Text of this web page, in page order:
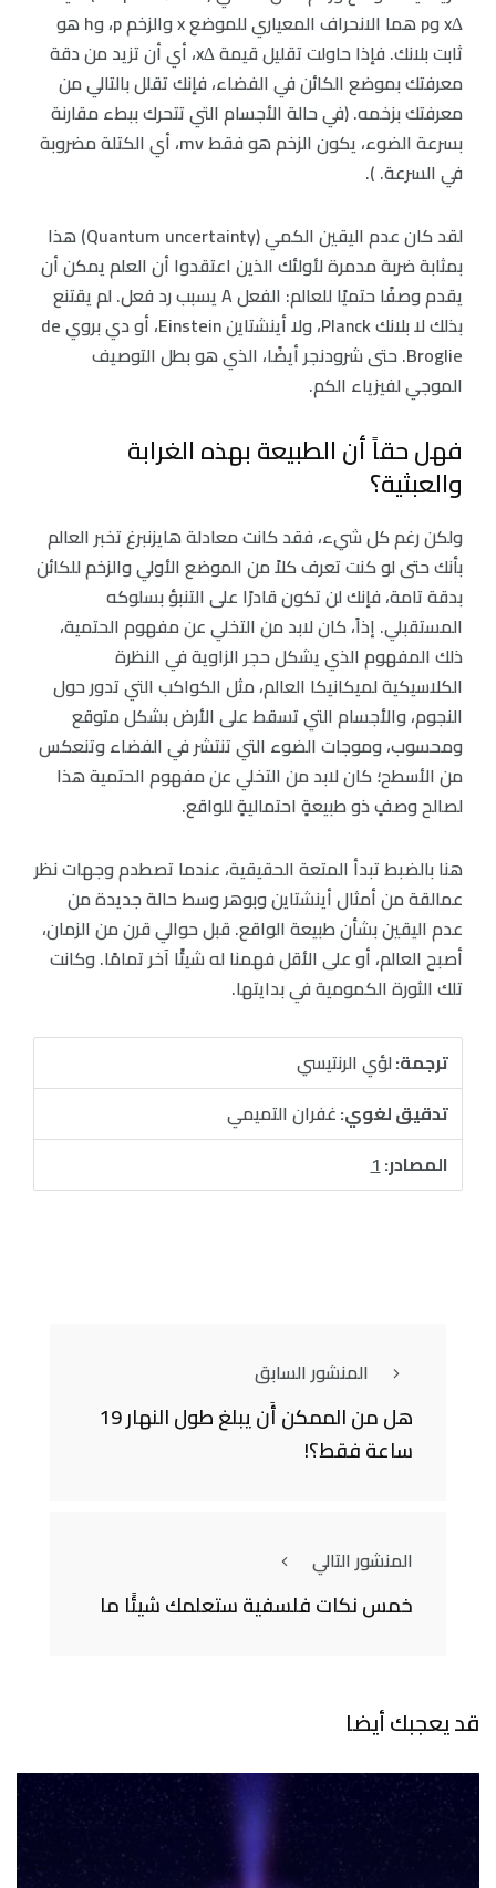
∆x وp هما الانحراف المعياري للموضع x والزخم p، وh هو
ثابت بلانك. فإذا حاولت تقليل قيمة ∆x، أي أن تزيد من دقة
معرفتك بموضع الكائن في الفضاء، فإنك تقلل بالتالي من
معرفتك بزخمه. (في حالة الأجسام التي تتحرك ببطء مقارنة
بسرعة الضوء، يكون الزخم هو فقط mv، أي الكتلة مضروبة
في السرعة. ).
لقد كان عدم اليقين الكمي (Quantum uncertainty) هذا
بمثابة ضربة مدمرة لأولئك الذين اعتقدوا أن العلم يمكن أن
يقدم وصفًا حتميًا للعالم: الفعل A يسبب رد فعل. لم يقتنع
بذلك لا بلانك Planck، ولا أينشتاين Einstein، أو دي بروي de
Broglie. حتى شرودنجر أيضًا، الذي هو بطل التوصيف
الموجي لفيزياء الكم.
فهل حقاً أن الطبيعة بهذه الغرابة
والعبثية؟
ولكن رغم كل شيء، فقد كانت معادلة هايزنبرغ تخبر العالم
بأنك حتى لو كنت تعرف كلاً من الموضع الأولي والزخم للكائن
بدقة تامة، فإنك لن تكون قادرًا على التنبؤ بسلوكه
المستقبلي. إذاً، كان لابد من التخلي عن مفهوم الحتمية،
ذلك المفهوم الذي يشكل حجر الزاوية في النظرة
الكلاسيكية لميكانيكا العالم، مثل الكواكب التي تدور حول
النجوم، والأجسام التي تسقط على الأرض بشكل متوقع
ومحسوب، وموجات الضوء التي تنتشر في الفضاء وتنعكس
من الأسطح؛ كان لابد من التخلي عن مفهوم الحتمية هذا
لصالح وصفٍ ذو طبيعةٍ احتماليةٍ للواقع.
هنا بالضبط تبدأ المتعة الحقيقية، عندما تصطدم وجهات نظر
عمالقة من أمثال أينشتاين وبوهر وسط حالة جديدة من
عدم اليقين بشأن طبيعة الواقع. قبل حوالي قرن من الزمان،
أصبح العالم، أو على الأقل فهمنا له شيئًا آخر تمامًا. وكانت
تلك الثورة الكمومية في بدايتها.
ترجمة:لؤي الرنتيسي
تدقيق لغوي:غفران التميمي
المصادر:1
المنشور السابق
هل من الممكن أَن يبلغ طول النهار 19
ساعة فقط؟!
المنشور التالي
خمس نكات فلسفية ستعلمك شيئًا ما
قد يعجبك أيضا